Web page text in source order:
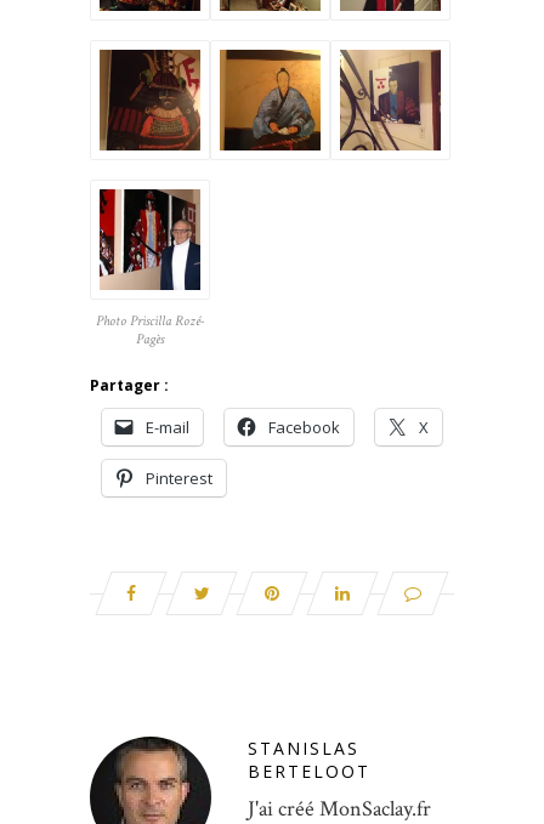
Photo Priscilla Rozé-
Pagès
Partager :
E-mail Facebook X
Pinterest
STANISLAS
BERTELOOT
J'ai créé MonSaclay.fr